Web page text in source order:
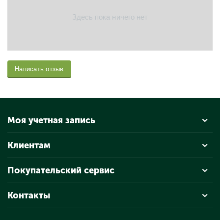
Здесь пока ничего нет
Написать отзыв
Моя учетная запись
Клиентам
Покупательский сервис
Контакты